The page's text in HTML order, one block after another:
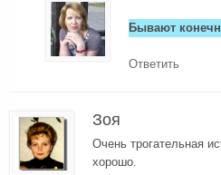
Бывают
Ответить
Зоя
Очень трогательная
хорошо.